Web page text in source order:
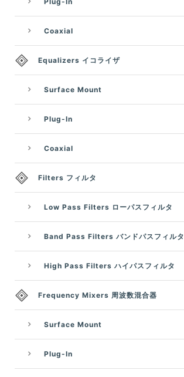
Coaxial
Equalizers イコライザ
Surface Mount
Plug-In
Coaxial
Filters フィルタ
Low Pass Filters ローパスフィルタ
Band Pass Filters バンドパスフィルタ
High Pass Filters ハイパスフィルタ
Frequency Mixers 周波数混合器
Surface Mount
Plug-In